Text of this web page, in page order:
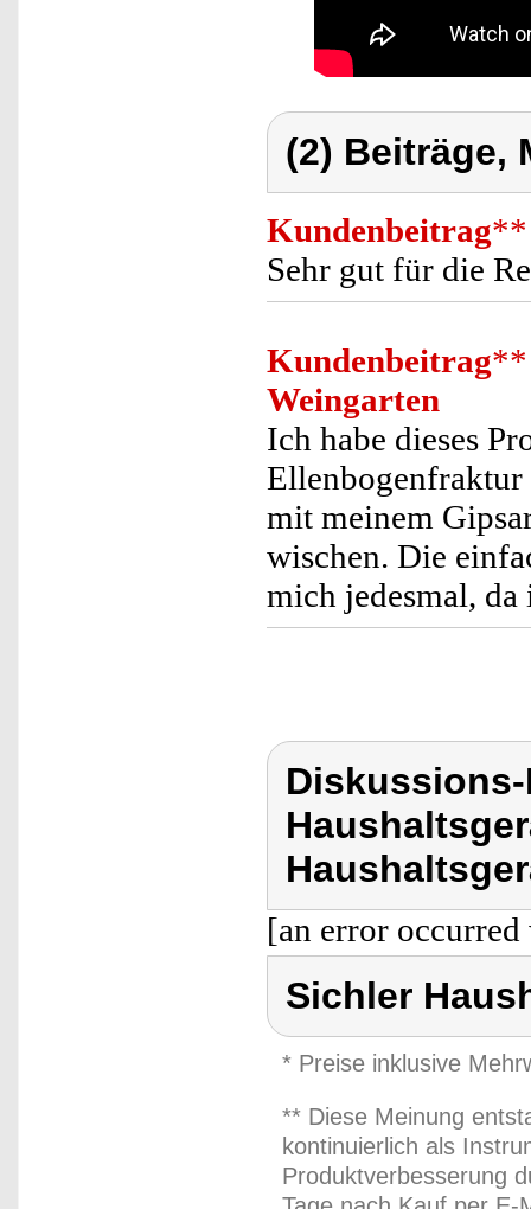
(2) Beiträge,
Kundenbeitrag**
Sehr gut für die
Kundenbeitrag**
Weingarten
Ich habe dieses
Ellenbogenfraktur
mit meinem
wischen. Die
mich jedesmal,
[an error
Sichler
* Preise inklusive
** Diese Meinung
kontinuierlich als
Produktverbesserung